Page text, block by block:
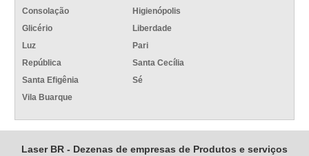
Consolação
Higienópolis
Glicério
Liberdade
Luz
Pari
República
Santa Cecília
Santa Efigênia
Sé
Vila Buarque
Laser BR - Dezenas de empresas de Produtos e serviços